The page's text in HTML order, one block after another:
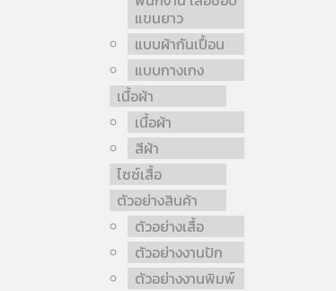
แขนยาว
แบบผ้ากันเปื้อน
แบบกางเกง
เนื้อผ้า
เนื้อผ้า
สีผ้า
ไซซ์เสื้อ
ตัวอย่างสินค้า
ตัวอย่างเสื้อ
ตัวอย่างงานปัก
ตัวอย่างงานพิมพ์